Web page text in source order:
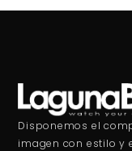
Disponemos el
imagen con estilo y